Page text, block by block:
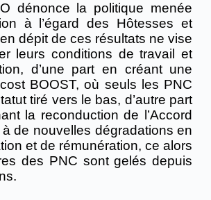
dénonce la politique menée
à l’égard des Hôtesses et
dépit de ces résultats ne vise
leurs conditions de travail et
d’une part en créant une
BOOST, où seuls les PNC
tiré vers le bas, d’autre part
la reconduction de l’Accord
de nouvelles dégradations en
et de rémunération, ce alors
des PNC sont gelés depuis